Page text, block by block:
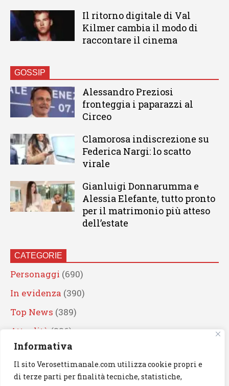
Informativa
Il sito Verosettimanale.com utilizza cookie propri e
di terze parti per finalità tecniche, statistiche,
Il ritorno digitale di Val
Kilmer cambia il modo di
raccontare il cinema
GOSSIP
Alessandro Preziosi
fronteggia i paparazzi al
Circeo
Clamorosa indiscrezione su
Federica Nargi: lo scatto
virale
Gianluigi Donnarumma e
Alessia Elefante, tutto pronto
per il matrimonio più atteso
dell’estate
CATEGORIE
Personaggi (690)
In evidenza (390)
Top News (389)
Attualità (336)
Eventi(330)
Artisti (241)